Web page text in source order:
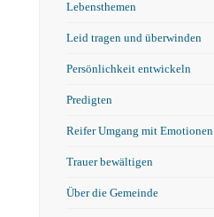
Lebensthemen
Leid tragen und überwinden
Persönlichkeit entwickeln
Predigten
Reifer Umgang mit Emotionen
Trauer bewältigen
Über die Gemeinde